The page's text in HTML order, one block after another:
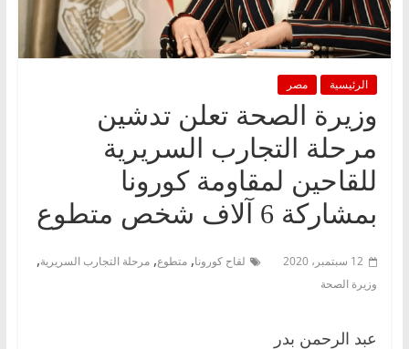
الرئيسية مصر
وزيرة الصحة تعلن تدشين
مرحلة التجارب السريرية
للقاحين لمقاومة كورونا
بمشاركة 6 آلاف شخص متطوع
12 سبتمبر، 2020 لقاح كورونا, متطوع, مرحلة التجارب السريرية,
وزيرة الصحة
عبد الرحمن بدر